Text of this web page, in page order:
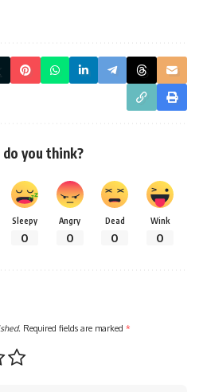
you think?
Sleepy
0
Angry
0
Dead
0
Wink
0
Required fields are marked *